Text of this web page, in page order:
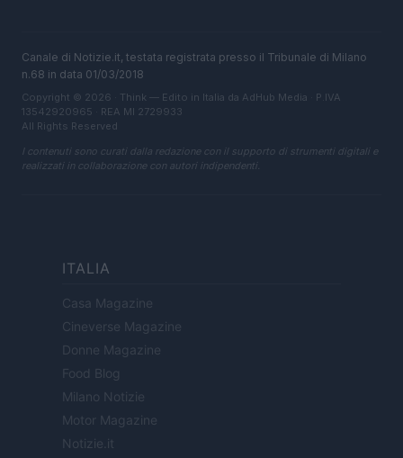
Canale di Notizie.it, testata registrata presso il Tribunale di Milano
n.68 in data 01/03/2018
Copyright © 2026 · Think — Edito in Italia da AdHub Media · P.IVA
13542920965 · REA MI 2729933
All Rights Reserved
I contenuti sono curati dalla redazione con il supporto di strumenti digitali e
realizzati in collaborazione con autori indipendenti.
ITALIA
Casa Magazine
Cineverse Magazine
Donne Magazine
Food Blog
Milano Notizie
Motor Magazine
Notizie.it